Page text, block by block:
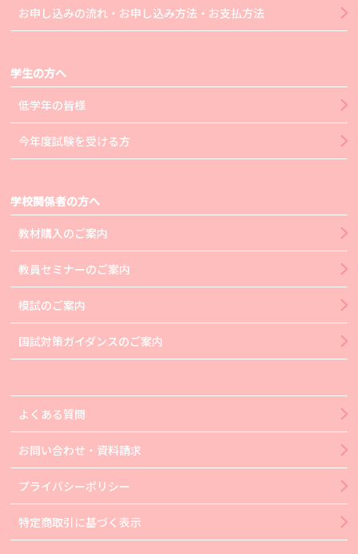
お申し込みの流れ・お申し込み方法・お支払方法
学生の方へ
低学年の皆様
今年度試験を受ける方
学校関係者の方へ
教材購入のご案内
教員セミナーのご案内
模試のご案内
国試対策ガイダンスのご案内
よくある質問
お問い合わせ・資料請求
プライバシーポリシー
特定商取引に基づく表示